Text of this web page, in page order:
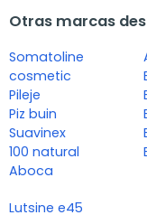
Otras marcas
Somatoline
cosmetic
Pileje
Piz buin
Suavinex
100 natural
Aboca
Lutsine e45